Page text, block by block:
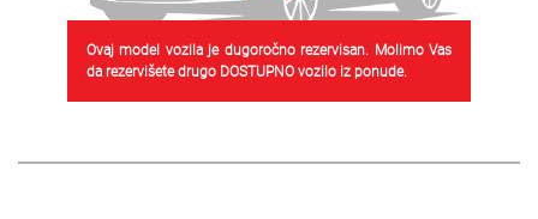
Ovaj model vozila je dugoročno rezervisan. Molimo Vas
da rezervišete drugo DOSTUPNO vozilo iz ponude.